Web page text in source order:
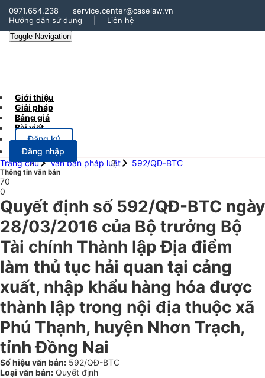
0971.654.238
service.center@caselaw.vn
Hướng dẫn sử dụng
Liên hệ
Toggle Navigation
Giới thiệu
Giải pháp
Bảng giá
Bài viết
Đăng ký
Đăng nhập
Trang chủ
Văn bản pháp luật 592/QĐ-BTC
Thông tin văn bản
70
0
Quyết định số 592/QĐ-BTC ngày
28/03/2016 của Bộ trưởng Bộ
Tài chính Thành lập Địa điểm
làm thủ tục hải quan tại cảng
xuất, nhập khẩu hàng hóa được
thành lập trong nội địa thuộc xã
Phú Thạnh, huyện Nhơn Trạch,
tỉnh Đồng Nai
Số hiệu văn bản: 592/QĐ-BTC
Loại văn bản: Quyết định